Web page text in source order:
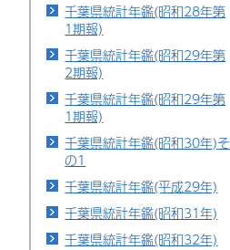
千葉県統計年鑑(昭和28年第
1期報)
千葉県統計年鑑(昭和29年第
2期報)
千葉県統計年鑑(昭和29年第
1期報)
千葉県統計年鑑(昭和30年)そ
の1
千葉県統計年鑑(平成29年)
千葉県統計年鑑(昭和31年)
千葉県統計年鑑(昭和32年)